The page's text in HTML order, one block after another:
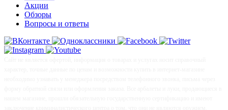
Акции
Обзоры
Вопросы и ответы